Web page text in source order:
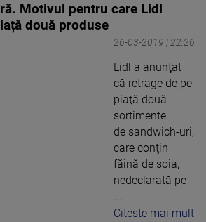
Motivul pentru care Lidl
două produse
26-03-2019 | 22:26
Lidl a anunţat
că retrage de pe
piaţă două
sortimente
de sandwich-uri,
care conţin
făină de soia,
nedeclarată pe
Citeste mai mult